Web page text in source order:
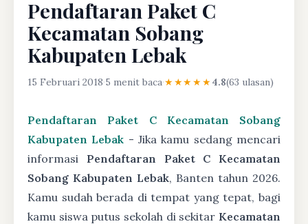
Pendaftaran Paket C
Kecamatan Sobang
Kabupaten Lebak
15 Februari 2018·5 menit baca·★★★★★4.8(63 ulasan)
Pendaftaran Paket C Kecamatan Sobang
Kabupaten Lebak - Jika kamu sedang mencari
informasi Pendaftaran Paket C Kecamatan
Sobang Kabupaten Lebak, Banten tahun 2026.
Kamu sudah berada di tempat yang tepat, bagi
kamu siswa putus sekolah di sekitar Kecamatan